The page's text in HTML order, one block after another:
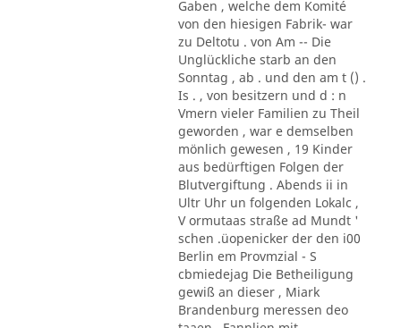
Gaben , welche dem Komité
von den hiesigen Fabrik- war
zu Deltotu . von Am -- Die
Unglückliche starb an den
Sonntag , ab . und den am t () .
Is . , von besitzern und d : n
Vmern vieler Familien zu Theil
geworden , war e demselben
mönlich gewesen , 19 Kinder
aus bedürftigen Folgen der
Blutvergiftung . Abends ii in
Ultr Uhr un folgenden Lokalc ,
V ormutaas straße ad Mundt '
schen .üopenicker der den i00
Berlin em Provmzial - S
cbmiedejag Die Betheiligung
gewiß an dieser , Miark
Brandenburg meressen deo